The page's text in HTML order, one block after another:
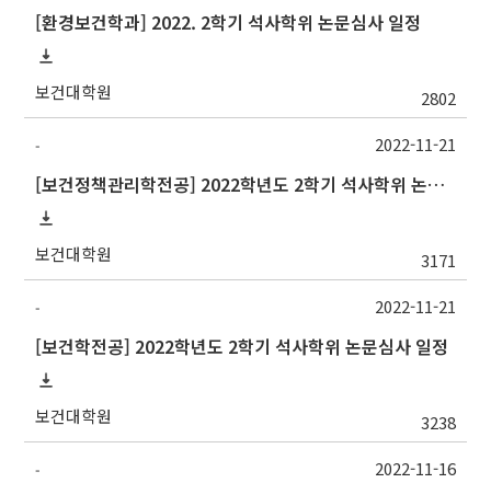
[환경보건학과] 2022. 2학기 석사학위 논문심사 일정
보건대학원 2802
-
[보건정책관리학전공] 2022학년도 2학기 석사학위 논문심사 일정
보건대학원 3171
2022-11-21
-
[보건학전공] 2022학년도 2학기 석사학위 논문심사 일정
보건대학원 3238
2022-11-21
- 2022-11-16